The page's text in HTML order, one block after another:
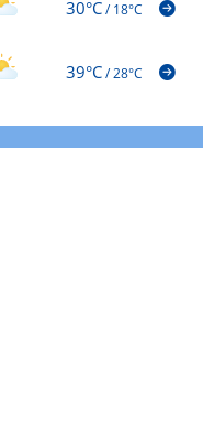
30°C/18°C
39°C/28°C